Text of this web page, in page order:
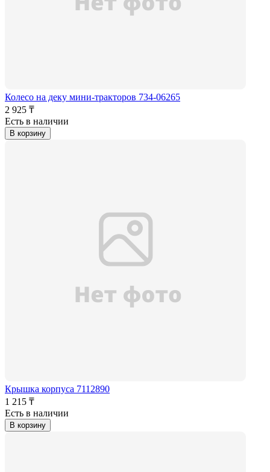
Колесо на деку мини-тракторов 734-06265
2 925 ₸
Есть в наличии
В корзину
Крышка корпуса 7112890
1 215 ₸
Есть в наличии
В корзину